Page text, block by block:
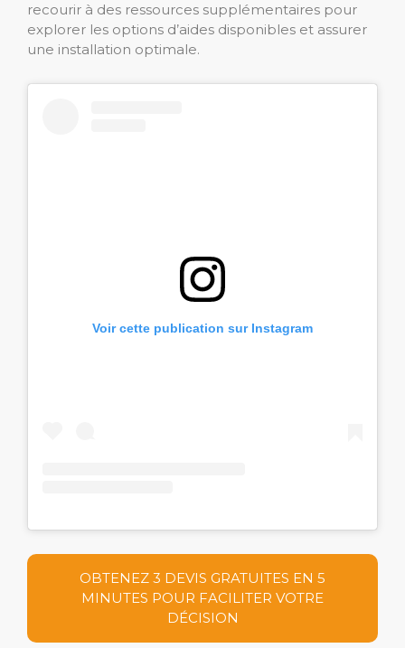
recourir à des ressources supplémentaires pour
explorer les options d’aides disponibles et assurer
une installation optimale.
Voir cette publication sur Instagram
OBTENEZ 3 DEVIS GRATUITES EN 5
MINUTES POUR FACILITER VOTRE
DÉCISION